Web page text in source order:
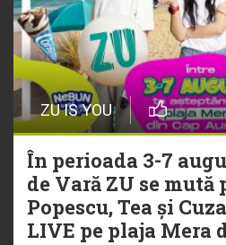
ZU IS YOU
În perioada 3-7
de Vară ZU se mută
Popescu, Tea și
LIVE pe plaja Mera